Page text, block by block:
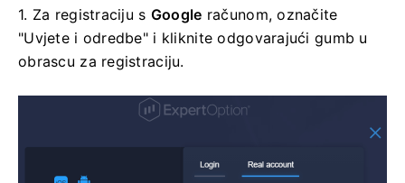
1. Za registraciju s Google računom, označite
"Uvjete i odredbe" i kliknite odgovarajući gumb u
obrascu za registraciju.